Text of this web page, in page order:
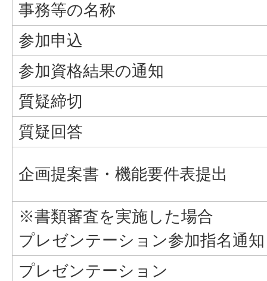
事務等の名称
参加申込
参加資格結果の通知
質疑締切
質疑回答
企画提案書・機能要件表提出
※書類審査を実施した場合
プレゼンテーション参加指名通知
プレゼンテーション